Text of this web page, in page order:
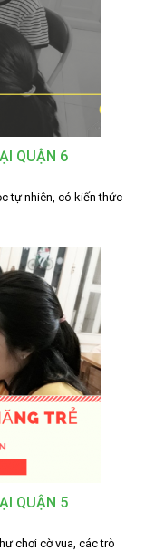
QUẬN 6
tự nhiên, có kiến thức
QUẬN 5
chơi cờ vua, các trò